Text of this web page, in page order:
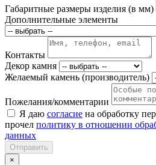
Габаритные размеры изделия (в мм)
Дополнительные элементы
Контакты
Декор камня
Желаемый камень (производитель)
Пожелания/комментарии
Я даю согласие на обработку
прочел политику в отношении
данных
Отправить
×